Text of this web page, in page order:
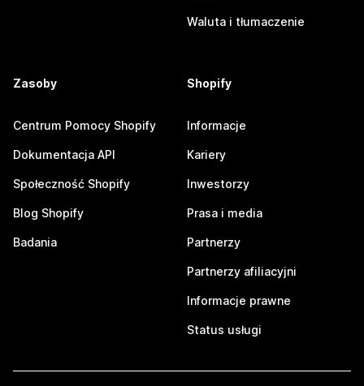
Waluta i tłumaczenie
Zasoby
Centrum Pomocy Shopify
Dokumentacja API
Społeczność Shopify
Blog Shopify
Badania
Shopify
Informacje
Kariery
Inwestorzy
Prasa i media
Partnerzy
Partnerzy afiliacyjni
Informacje prawne
Status usługi